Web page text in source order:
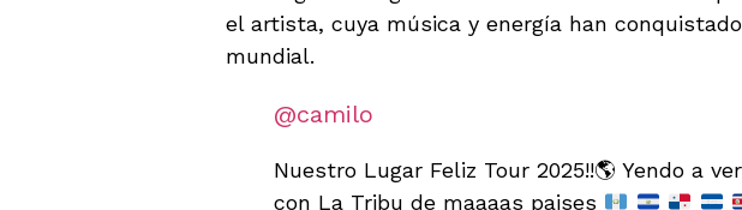
el artista, cuya música y energía han
mundial.
@camilo
Nuestro Lugar Feliz Tour 2025!!🌎 Yendo a
con La Tribu de maaaas paises